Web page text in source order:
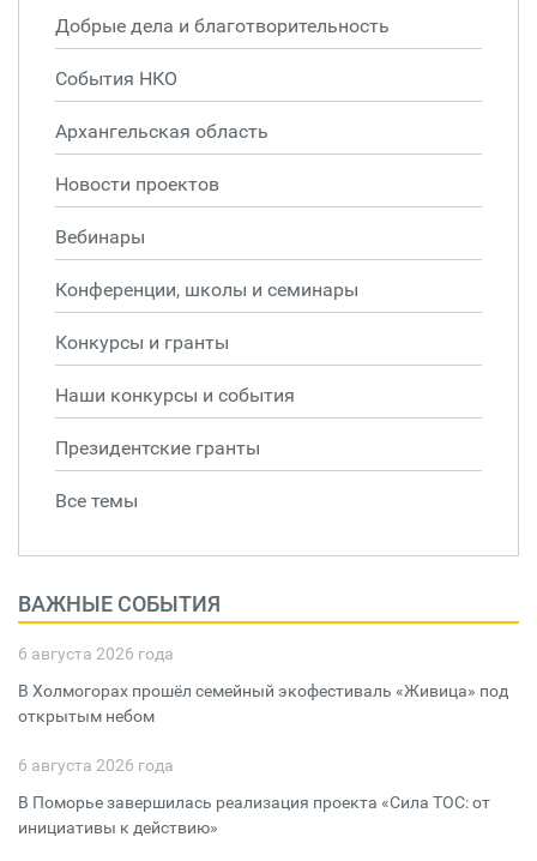
Добрые дела и благотворительность
События НКО
Архангельская область
Новости проектов
Вебинары
Конференции, школы и семинары
Конкурсы и гранты
Наши конкурсы и события
Президентские гранты
Все темы
ВАЖНЫЕ СОБЫТИЯ
6 августа 2026 года
В Холмогорах прошёл семейный экофестиваль «Живица» под
открытым небом
6 августа 2026 года
В Поморье завершилась реализация проекта «Сила ТОС: от
инициативы к действию»